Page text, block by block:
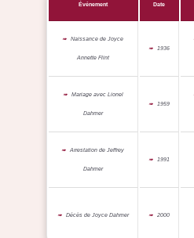
Événement Date
Naissance de Joyce
Annette Flint
1936
Mariage avec Lionel
Dahmer
1959
Arrestation de Jeffrey
Dahmer
1991
Décès de Joyce Dahmer 2000